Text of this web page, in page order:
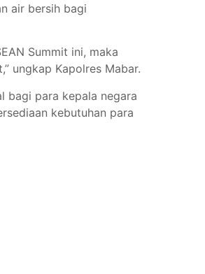
air bersih bagi
Summit ini, maka
ungkap Kapolres Mabar.
bagi para kepala negara
kebutuhan para